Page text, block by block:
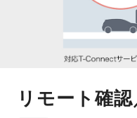
リモート確